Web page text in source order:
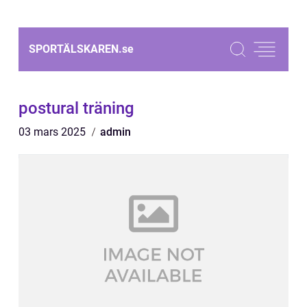
SPORTÄLSKAREN.se
postural träning
03 mars 2025 admin